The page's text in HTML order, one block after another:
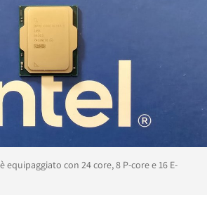
equipaggiato con 24 core, 8 P-core e 16 E-